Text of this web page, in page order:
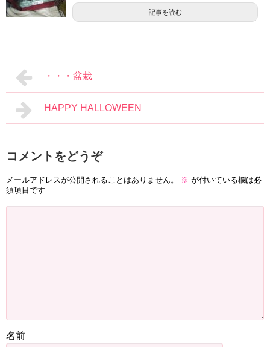
記事を読む
・・・盆栽
HAPPY HALLOWEEN
コメントをどうぞ
メールアドレスが公開されることはありません。 ※ が付いている欄は必
須項目です
名前